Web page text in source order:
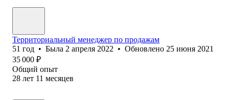
Территориальный менеджер по продажам
51 год • Была 2 апреля 2022 • Обновлено 25 июня 2021
35 000 ₽
Общий опыт
28 лет 11 месяцев